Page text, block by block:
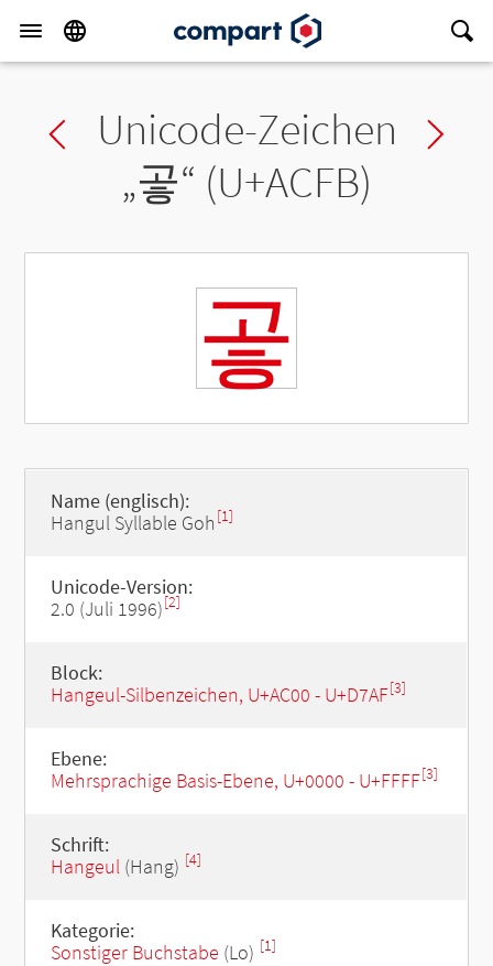
Previous char
Unicode-Zeichen
„곻“ (U+ACFB)
곻
Name (englisch):
Hangul Syllable Goh [1]
Unicode-Version:
2.0 (Juli 1996)[2]
Block:
Hangeul-Silbenzeichen, U+AC00 - U+D7AF[3]
Ebene:
Mehrsprachige Basis-Ebene, U+0000 - U+FFFF[3]
Schrift:
Hangeul(Hang) [4]
Kategorie:
Sonstiger Buchstabe (Lo) [1]